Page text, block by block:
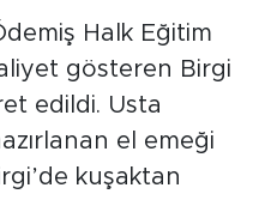
Halk Eğitim
gösteren Birgi
edildi. Usta
el emeği
kuşaktan